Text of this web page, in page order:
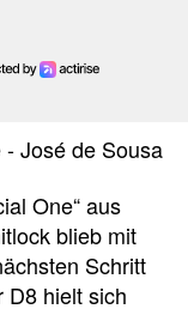
One“ aus
blieb mit
Schritt
D8 hielt sich